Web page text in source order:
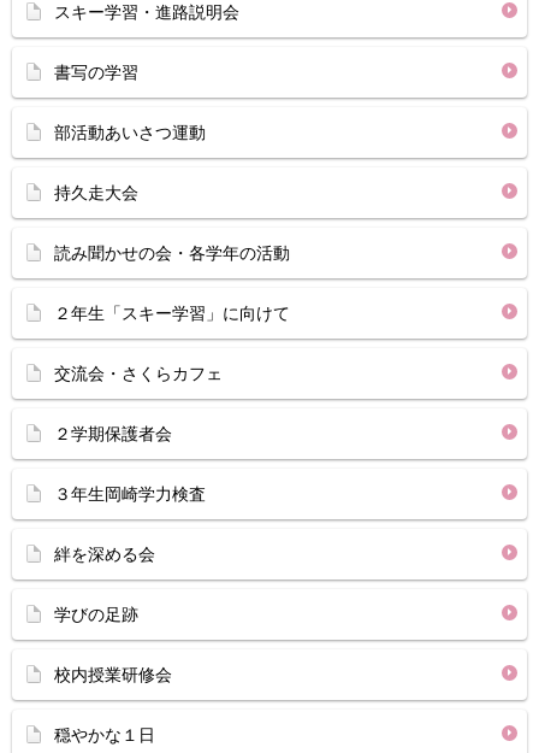
スキー学習・進路説明会
書写の学習
部活動あいさつ運動
持久走大会
読み聞かせの会・各学年の活動
２年生「スキー学習」に向けて
交流会・さくらカフェ
２学期保護者会
３年生岡崎学力検査
絆を深める会
学びの足跡
校内授業研修会
穏やかな１日